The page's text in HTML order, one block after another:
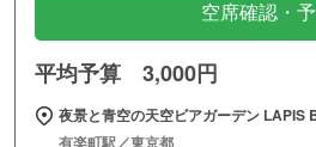
空席確認・
平均予算 3,000円
夜景と青空の天空ビアガーデン LAPIS
有楽町駅／東京都